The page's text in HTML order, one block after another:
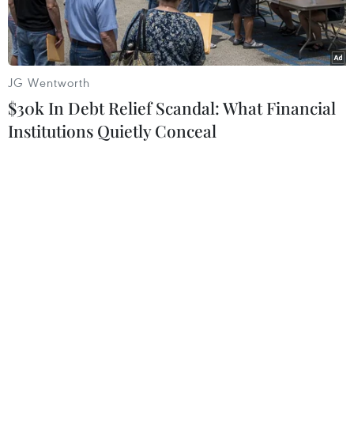
JG Wentworth
$30k In Debt Relief Scandal: What Financial
Institutions Quietly Conceal